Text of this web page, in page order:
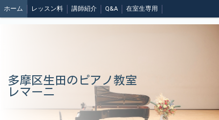
ホーム レッスン料 講師紹介 Q&A 在室生専用
多摩区生田のピアノ教室
レマーニ